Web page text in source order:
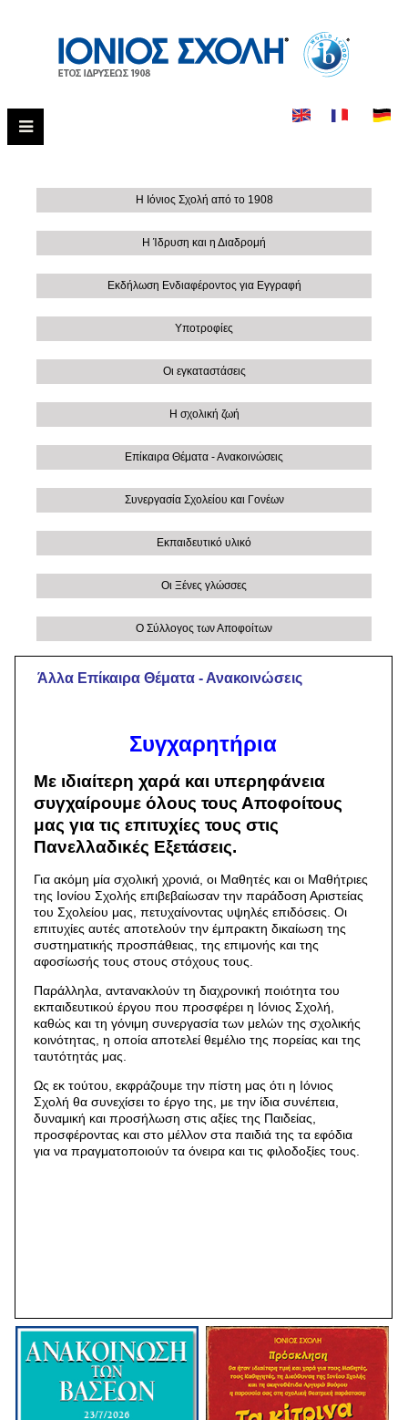
Η Ιόνιος Σχολή από το 1908
Η Ίδρυση και η Διαδρομή
Εκδήλωση Ενδιαφέροντος για Εγγραφή
Υποτροφίες
Οι εγκαταστάσεις
Η σχολική ζωή
Επίκαιρα Θέματα - Ανακοινώσεις
Συνεργασία Σχολείου και Γονέων
Εκπαιδευτικό υλικό
Οι Ξένες γλώσσες
Ο Σύλλογος των Αποφοίτων
Άλλα Eπίκαιρα Θέματα - Ανακοινώσεις
Συγχαρητήρια
Με ιδιαίτερη χαρά και υπερηφάνεια
συγχαίρουμε όλους τους Αποφοίτους
μας για τις επιτυχίες τους στις
Πανελλαδικές Εξετάσεις.
Για ακόμη μία σχολική χρονιά, οι Μαθητές και οι Μαθήτριες
της Ιονίου Σχολής επιβεβαίωσαν την παράδοση Αριστείας
του Σχολείου μας, πετυχαίνοντας υψηλές επιδόσεις. Οι
επιτυχίες αυτές αποτελούν την έμπρακτη δικαίωση της
συστηματικής προσπάθειας, της επιμονής και της
αφοσίωσής τους στους στόχους τους.
Παράλληλα, αντανακλούν τη διαχρονική ποιότητα του
εκπαιδευτικού έργου που προσφέρει η Ιόνιος Σχολή,
καθώς και τη γόνιμη συνεργασία των μελών της σχολικής
κοινότητας, η οποία αποτελεί θεμέλιο της πορείας και της
ταυτότητάς μας.
Ως εκ τούτου, εκφράζουμε την πίστη μας ότι η Ιόνιος
Σχολή θα συνεχίσει το έργο της, με την ίδια συνέπεια,
δυναμική και προσήλωση στις αξίες της Παιδείας,
προσφέροντας και στο μέλλον στα παιδιά της τα εφόδια
για να πραγματοποιούν τα όνειρα και τις φιλοδοξίες τους.